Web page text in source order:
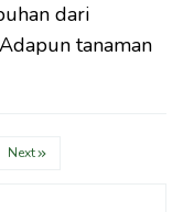
dari
tanaman
Next